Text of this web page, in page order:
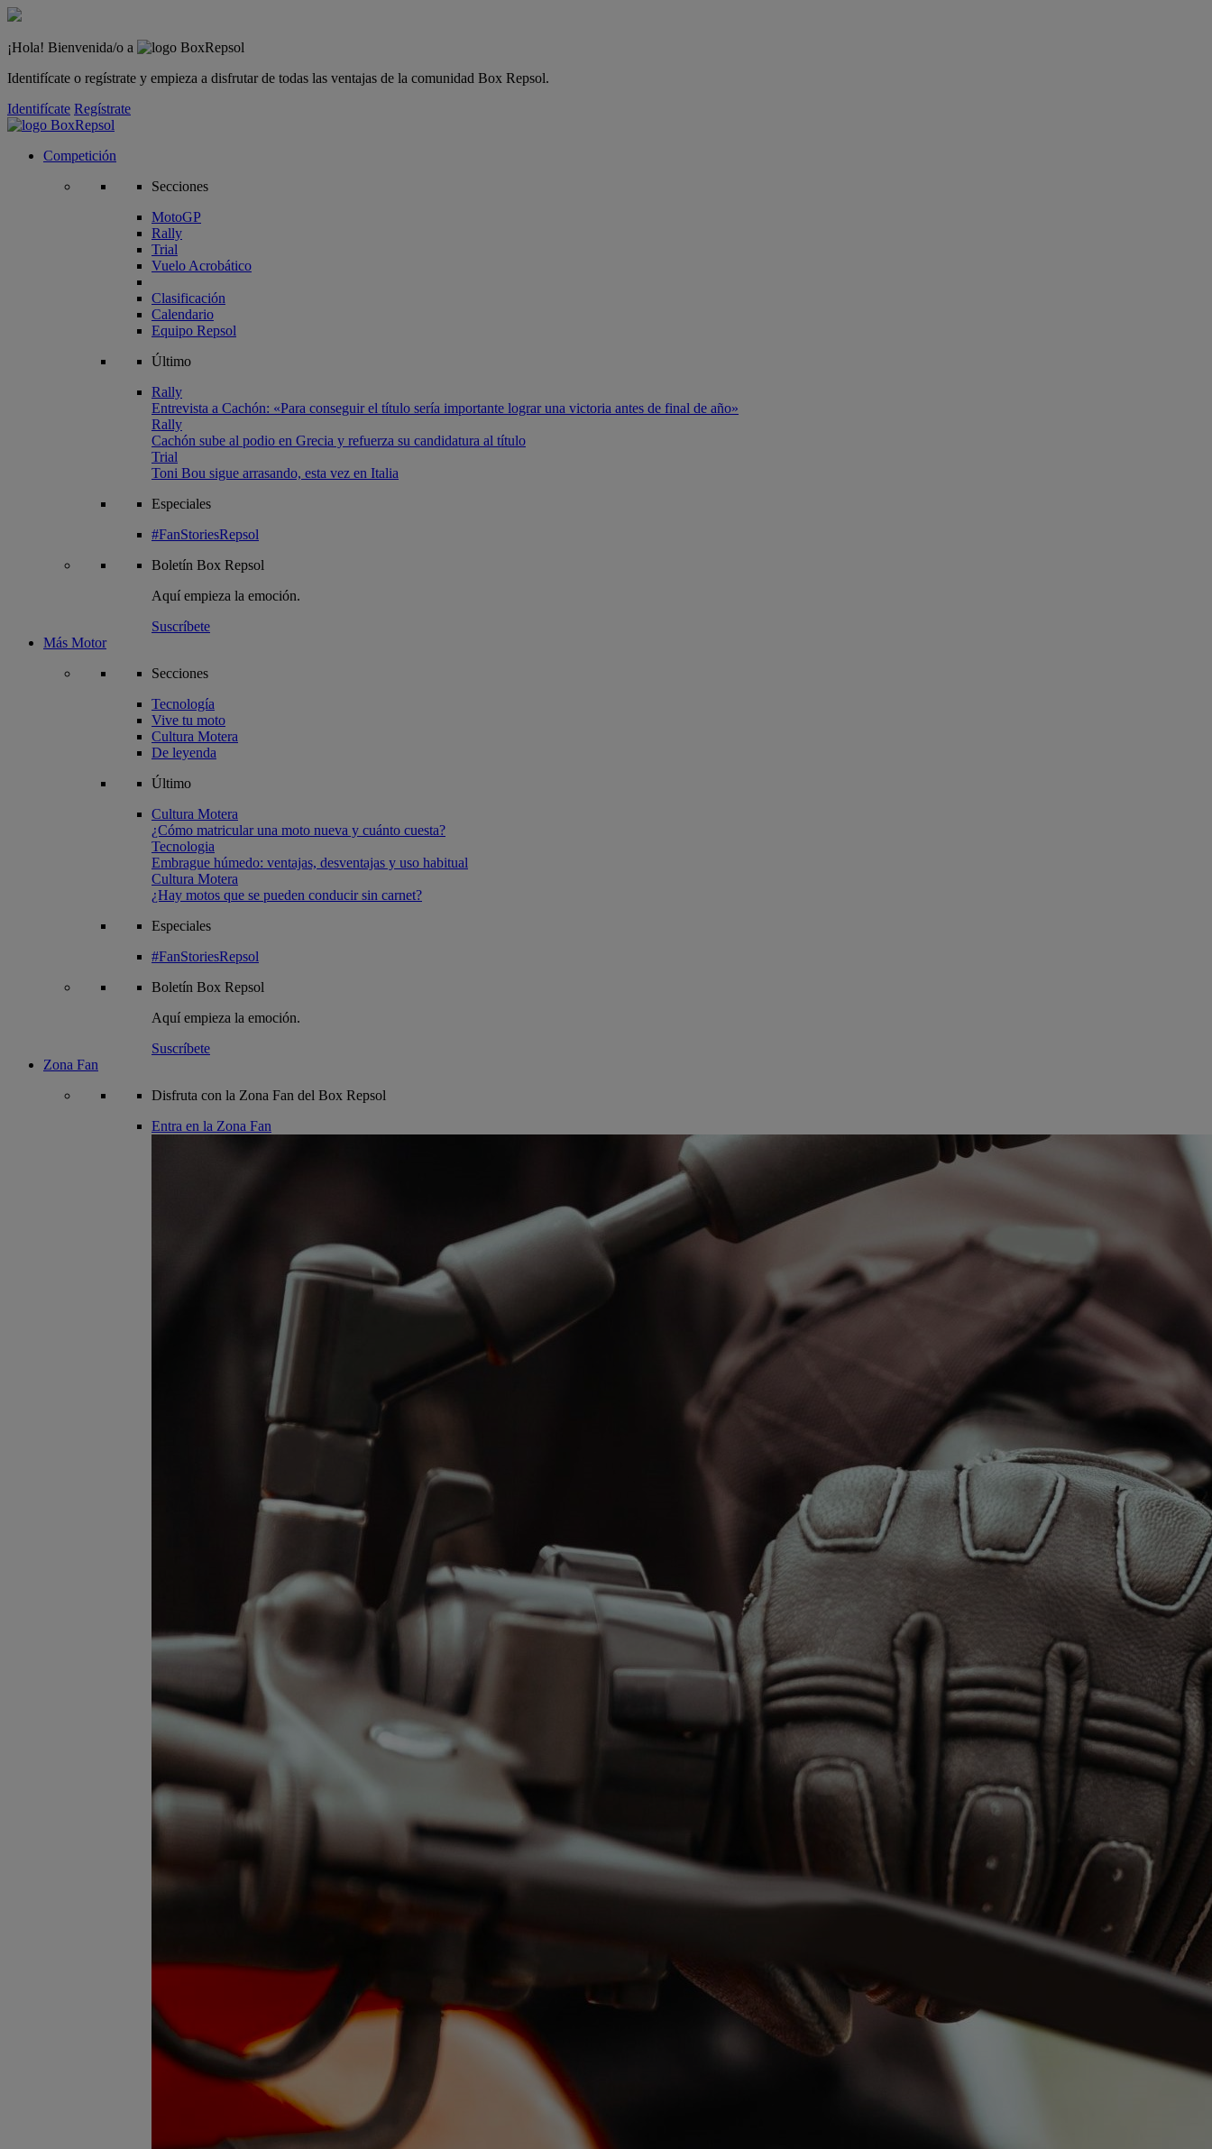
¡Hola! Bienvenida/o a
Identifícate o regístrate y empieza a disfrutar de todas las ventajas de la comunidad Box Repsol.
Identifícate Regístrate
Competición
Secciones
MotoGP
Rally
Trial
Vuelo Acrobático
Clasificación
Calendario
Equipo Repsol
Último
Rally
Entrevista a Cachón: «Para conseguir el título sería importante lograr una victoria antes de final de año»
Rally
Cachón sube al podio en Grecia y refuerza su candidatura al título
Trial
Toni Bou sigue arrasando, esta vez en Italia
Especiales
#FanStoriesRepsol
Boletín Box Repsol
Aquí empieza la emoción.
Suscríbete
Más Motor
Secciones
Tecnología
Vive tu moto
Cultura Motera
De leyenda
Último
Cultura Motera
¿Cómo matricular una moto nueva y cuánto cuesta?
Tecnologia
Embrague húmedo: ventajas, desventajas y uso habitual
Cultura Motera
¿Hay motos que se pueden conducir sin carnet?
Especiales
#FanStoriesRepsol
Boletín Box Repsol
Aquí empieza la emoción.
Suscríbete
Zona Fan
Disfruta con la Zona Fan del Box Repsol
Entra en la Zona Fan